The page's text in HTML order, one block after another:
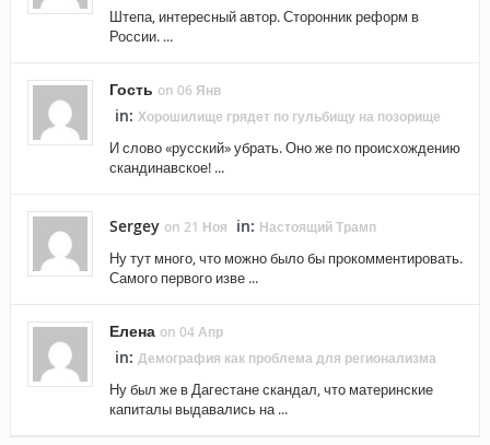
Штепа, интересный автор. Сторонник реформ в
России. ...
Гость on 06 Янв
in: Хорошилище грядет по гульбищу на позорище
И слово «русский» убрать. Оно же по происхождению
скандинавское! ...
Sergey on 21 Ноя in: Настоящий Трамп
Ну тут много, что можно было бы прокомментировать.
Самого первого изве ...
Елена on 04 Апр
in: Демография как проблема для регионализма
Ну был же в Дагестане скандал, что материнские
капиталы выдавались на ...